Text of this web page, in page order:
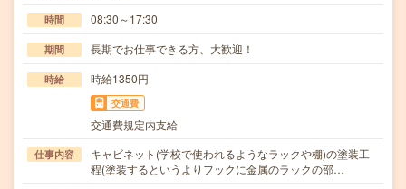
時間 08:30～17:30
期間 長期でお仕事できる方、大歓迎！
時給 時給1350円
交通費
交通費規定内支給
仕事内容
キャビネット(学校で使われるようなラックや棚)の塗装工
程(塗装するというよりフックに金属のラックの部…